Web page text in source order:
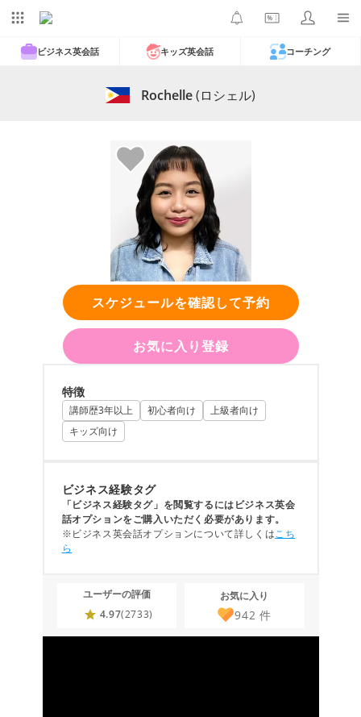
ビジネス英会話 キッズ英会話 コーチング
Rochelle(ロシェル)
スケジュールを確認して予約
お気に入り登録
特徴
講師歴3年以上 初心者向け
上級者向け
キッズ向け
ビジネス経験タグ
「ビジネス経験タグ」を閲覧するにはビジネス英会
話オプションをご購入いただく必要があります。
※ビジネス英会話オプションについて詳しくはこち
ら
ユーザーの評価
4.97(2733)
お気に入り
942 件